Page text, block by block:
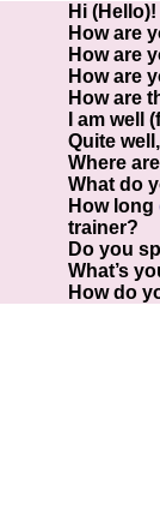
Hi (Hello)!
How are
How are
How are
How are
I am well
Quite
Where
What do
How long
trainer?
Do you
What’s
How do